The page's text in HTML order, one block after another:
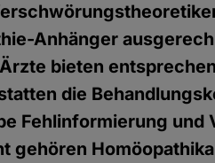
Anhänger
bieten
die
Fehlinformierung
gehören